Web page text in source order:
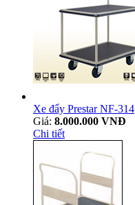
Xe đẩy Prestar NF-314
Giá: 8.000.000 VNĐ
Chi tiết